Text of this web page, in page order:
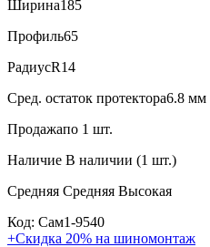
Ширина185
Профиль65
РадиусR14
Сред. остаток протектора6.8 мм
Продажапо 1 шт.
Наличие В наличии (1 шт.)
Средняя Средняя Высокая
Код: Сам1-9540
+Скидка 20% на шиномонтаж